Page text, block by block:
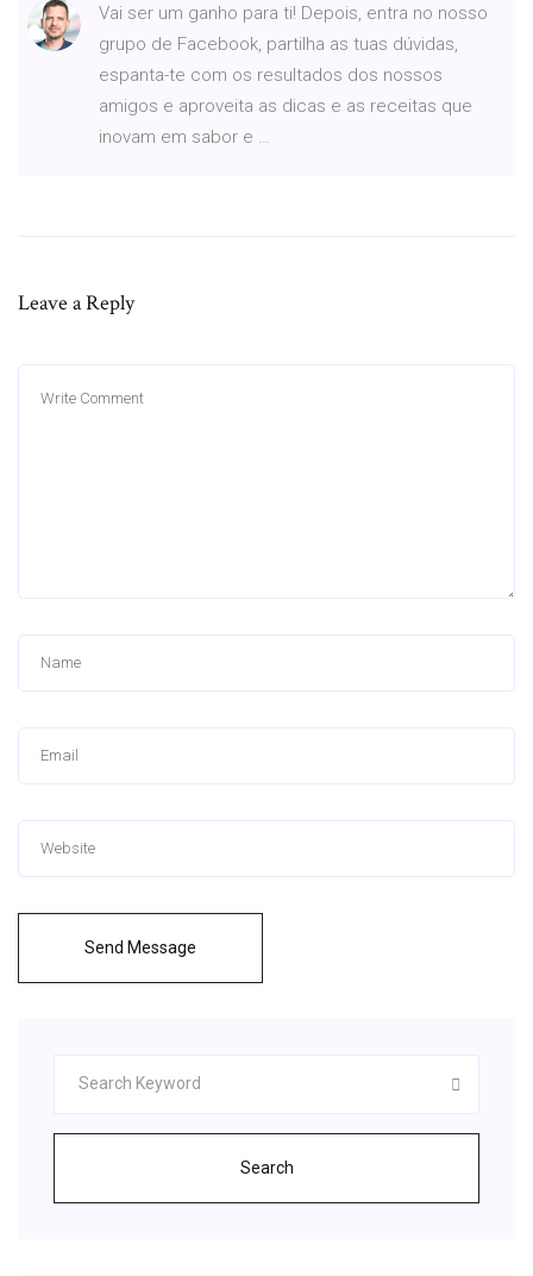
Vai ser um ganho para ti! Depois, entra no nosso
grupo de Facebook, partilha as tuas dúvidas,
espanta-te com os resultados dos nossos
amigos e aproveita as dicas e as receitas que
inovam em sabor e …
Leave a Reply
Send Message
Search